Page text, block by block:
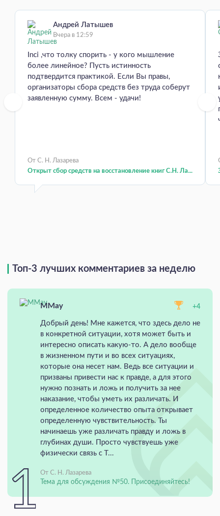
Андрей Латышев
Вчера в 12:59
Inci ,что толку спорить - у кого мышление
более линейное? Пусть истинность
подтвердится практикой. Если Вы правы,
организаторы сбора средств без труда соберут
заявленную сумму. Всем - удачи!
От С. Н. Лазарева
Открыт сбор средств на восстановление книг С.Н. Ла...
Топ-3 лучших комментариев за неделю
MMay +4
Добрый день! Мне кажется, что здесь дело не
в конкретной ситуации, хотя может быть и
интересно описать какую-то. А дело вообще
в жизненном пути и во всех ситуациях,
которые она несет нам. Ведь все ситуации и
призваны привести нас к правде, а для этого
нужно познать и ложь и получить за нее
наказание, чтобы уметь их различать. И
определенное количество опыта открывает
определенную чувствительность. Ты
начинаешь уже различать правду и ложь в
глубинах души. Просто чувствуешь уже
физически связь с Т...
От С. Н. Лазарева
Тема для обсуждения №50. Присоединяйтесь!